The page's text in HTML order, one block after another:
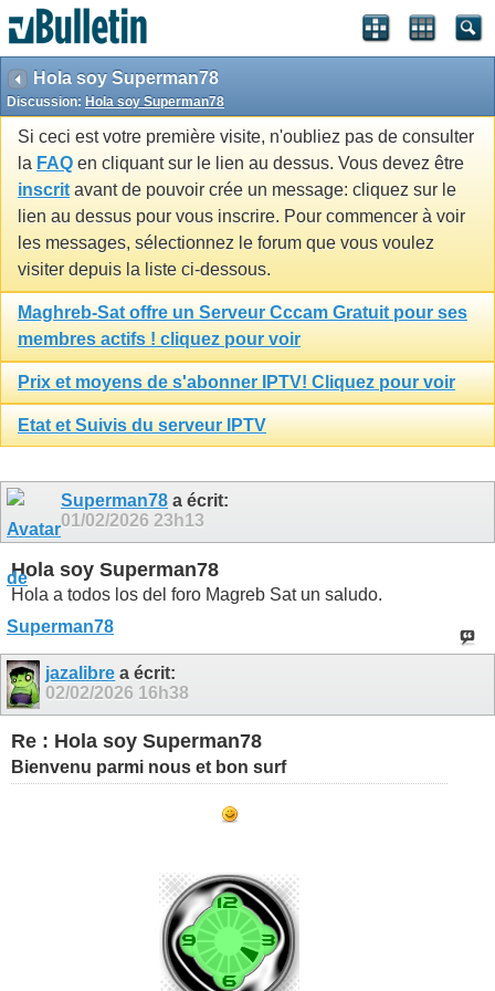
Hola soy Superman78
Discussion: Hola soy Superman78
Si ceci est votre première visite, n'oubliez pas de consulter
la FAQ en cliquant sur le lien au dessus. Vous devez être
inscrit avant de pouvoir crée un message: cliquez sur le
lien au dessus pour vous inscrire. Pour commencer à voir
les messages, sélectionnez le forum que vous voulez
visiter depuis la liste ci-dessous.
Maghreb-Sat offre un Serveur Cccam Gratuit pour ses
membres actifs ! cliquez pour voir
Prix et moyens de s'abonner IPTV! Cliquez pour voir
Etat et Suivis du serveur IPTV
Superman78 a écrit:
01/02/2026 23h13
Hola soy Superman78
Hola a todos los del foro Magreb Sat un saludo.
jazalibre a écrit:
02/02/2026 16h38
Re : Hola soy Superman78
​Bienvenu parmi nous et bon surf